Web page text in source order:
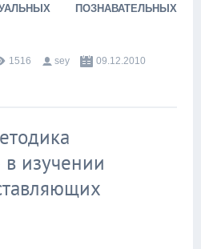
ПОЗНАВАТЕЛЬНЫХ
1516 sey
09.12.2010
изучении